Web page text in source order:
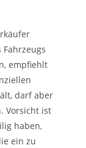
empfiehlt
darf aber
Vorsicht ist
haben,
ein zu